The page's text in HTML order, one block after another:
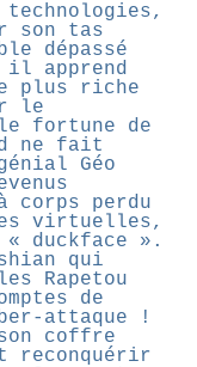
technologies,
son tas
dépassé
il apprend
plus riche
le
fortune de
ne fait
Géo
perdu
virtuelles,
duckface ».
qui
Rapetou
de
attaque !
coffre
reconquérir